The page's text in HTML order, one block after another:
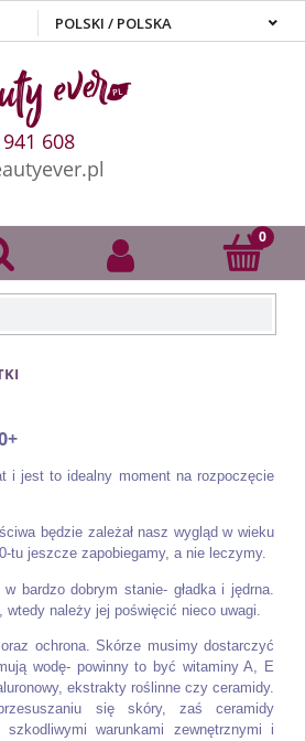
941 608
i jest to idealny moment na rozpoczęcie
będzie zależał nasz wygląd w wieku
tu jeszcze zapobiegamy, a nie leczymy.
bardzo dobrym stanie- gładka i jędrna.
należy jej poświęcić nieco uwagi.
ochrona. Skórze musimy dostarczyć
wodę- powinny to być witaminy A, E
ekstrakty roślinne czy ceramidy.
się skóry, zaś ceramidy
warunkami zewnętrznymi i